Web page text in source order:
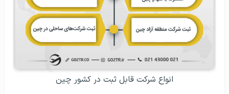
انواع شرکت قابل ثبت در کشور چین